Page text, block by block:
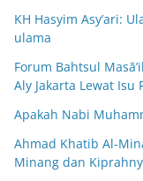
KH Hasyim Asy’ari:
ulama
Forum Bahtsul
Aly Jakarta Lewat Isu
Apakah Nabi
Ahmad Khatib Al-
Minang dan